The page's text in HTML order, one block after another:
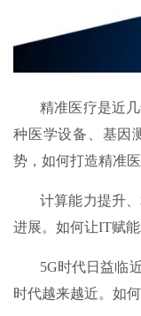
精准医疗是近
种医学设备、基因
势，如何打造精准
计算能力提升
进展。如何让IT赋
5G时代日益临
时代越来越近。如